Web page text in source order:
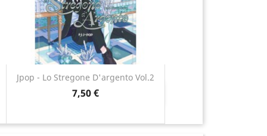
Jpop - Lo Stregone D'argento Vol.2
7,50 €
Anteprima